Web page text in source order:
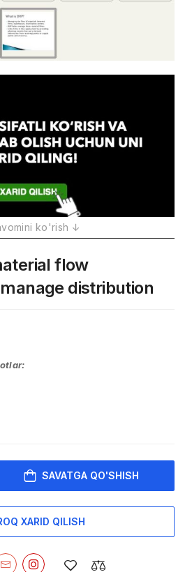
flow
distribution
SAVATGA QO'SHISH
XARID QILISH